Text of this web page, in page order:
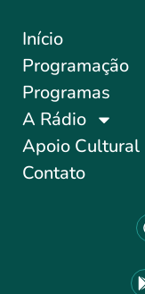
Início
Programação
Programas
A Rádio
Apoio Cultural
Contato